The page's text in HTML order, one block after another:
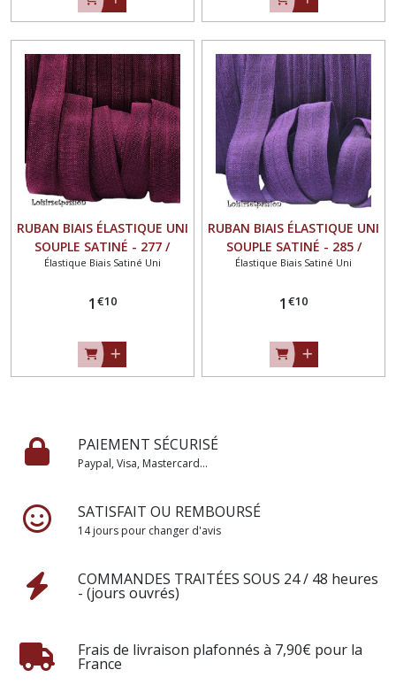
RUBAN BIAIS ÉLASTIQUE UNI
SOUPLE SATINÉ - 277 /
BORDEAUX ** 16 mm ** FOE
mètre
Élastique Biais Satiné Uni
1 €10
RUBAN BIAIS ÉLASTIQUE UNI
SOUPLE SATINÉ - 285 /
PRUNE ** 16 mm ** FOE
mètre
Élastique Biais Satiné Uni
1 €10
PAIEMENT SÉCURISÉ
Paypal, Visa, Mastercard...
SATISFAIT OU REMBOURSÉ
14 jours pour changer d'avis
COMMANDES TRAITÉES SOUS 24 / 48 heures
- (jours ouvrés)
Frais de livraison plafonnés à 7,90€ pour la
France